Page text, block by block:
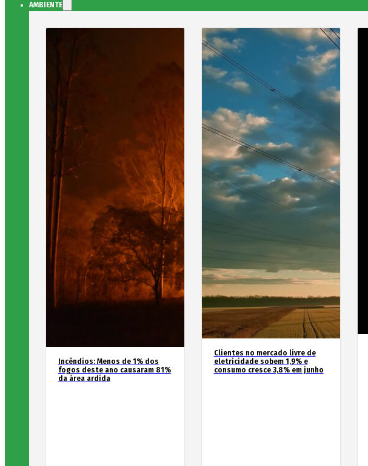
AMBIENTE
Incêndios: Menos de 1% dos
fogos deste ano causaram 81%
da área ardida
Clientes no mercado livre de
eletricidade sobem 1,9% e
consumo cresce 3,8% em junho